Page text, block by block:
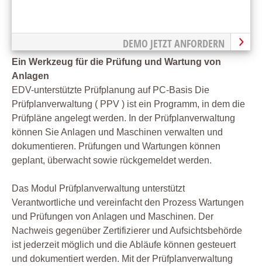
DEMO JETZT ANFORDERN
Ein Werkzeug für die Prüfung und Wartung von
Anlagen
EDV-unterstützte Prüfplanung auf PC-Basis Die
Prüfplanverwaltung ( PPV ) ist ein Programm, in dem die
Prüfpläne angelegt werden. In der Prüfplanverwaltung
können Sie Anlagen und Maschinen verwalten und
dokumentieren. Prüfungen und Wartungen können
geplant, überwacht sowie rückgemeldet werden.
Das Modul Prüfplanverwaltung unterstützt
Verantwortliche und vereinfacht den Prozess Wartungen
und Prüfungen von Anlagen und Maschinen. Der
Nachweis gegenüber Zertifizierer und Aufsichtsbehörde
ist jederzeit möglich und die Abläufe können gesteuert
und dokumentiert werden. Mit der Prüfplanverwaltung